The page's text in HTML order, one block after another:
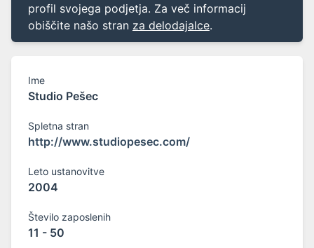
profil svojega podjetja. Za več informacij
obiščite našo stran za delodajalce.
Ime
Studio Pešec
Spletna stran
http://www.studiopesec.com/
Leto ustanovitve
2004
Število zaposlenih
11 - 50